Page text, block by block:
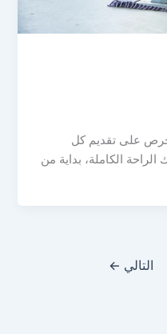
على تقديم كل
الكاملة، بداية من
التالي ←